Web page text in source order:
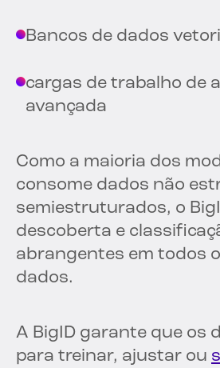
Bancos de dados
cargas de trabalho de
avançada
Como a maioria dos
consome dados não
semiestruturados, o
descoberta e
abrangentes em todos
dados.
A BigID garante que os
para treinar, ajustar ou